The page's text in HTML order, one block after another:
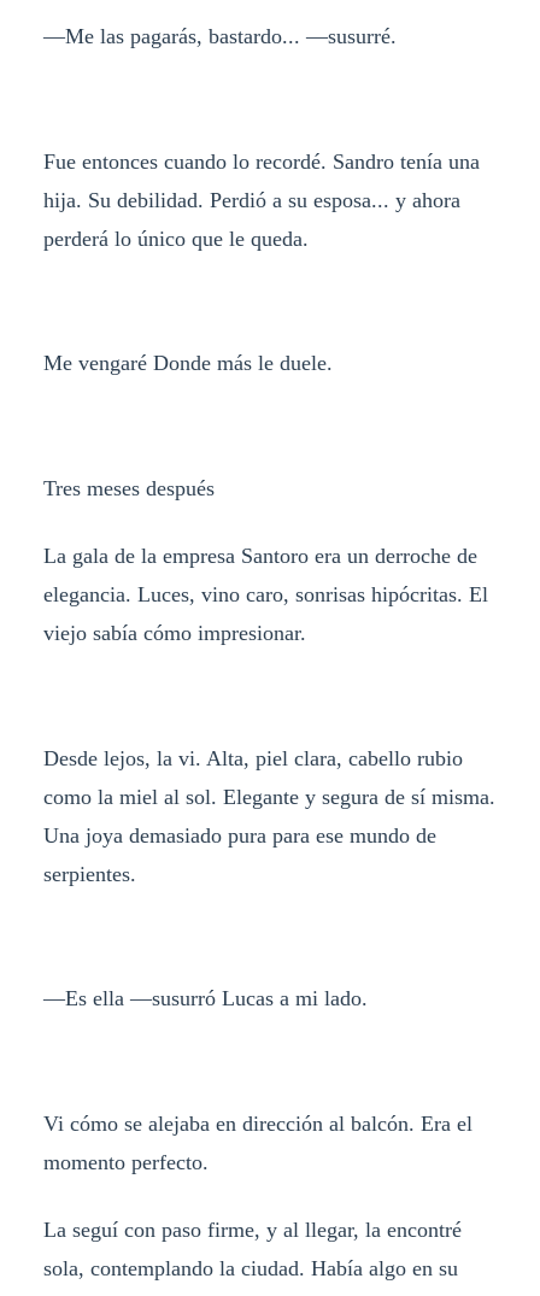
—Me las pagarás, bastardo... —susurré.
Fue entonces cuando lo recordé. Sandro tenía una
hija. Su debilidad. Perdió a su esposa... y ahora
perderá lo único que le queda.
Me vengaré Donde más le duele.
Tres meses después
La gala de la empresa Santoro era un derroche de
elegancia. Luces, vino caro, sonrisas hipócritas. El
viejo sabía cómo impresionar.
Desde lejos, la vi. Alta, piel clara, cabello rubio
como la miel al sol. Elegante y segura de sí misma.
Una joya demasiado pura para ese mundo de
serpientes.
—Es ella —susurró Lucas a mi lado.
Vi cómo se alejaba en dirección al balcón. Era el
momento perfecto.
La seguí con paso firme, y al llegar, la encontré
sola, contemplando la ciudad. Había algo en su